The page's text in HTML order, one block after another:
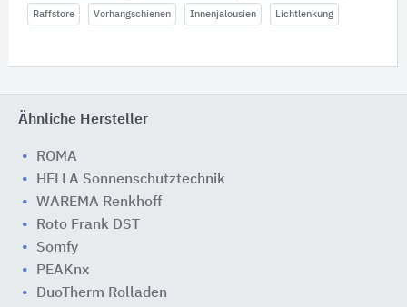
Raffstore Vorhangschienen Innenjalousien Lichtlenkung
Ähnliche Hersteller
ROMA
HELLA Sonnenschutztechnik
WAREMA Renkhoff
Roto Frank DST
Somfy
PEAKnx
DuoTherm Rolladen